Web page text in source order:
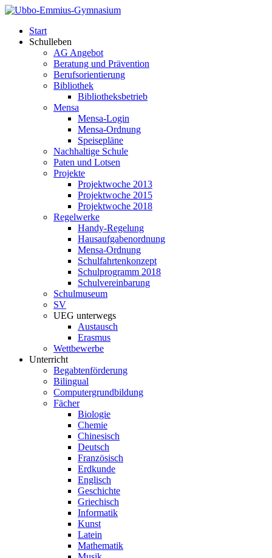
Start
Schulleben
AG Angebot
Beratung und Prävention
Berufsorientierung
Bibliothek
Bibliotheksbetrieb
Mensa
Mensa-Login
Mensa-Ordnung
Speisepläne
Nachhaltige Schule
Paten und Lotsen
Projekte
Projektwoche 2013
Projektwoche 2015
Projektwoche 2018
Regelwerke
Handy-Regelung
Hausaufgabenordnung
Mensa-Ordnung
Schulfahrtenkonzept
Schulprogramm 2018
Schulvereinbarung
Schulmuseum
SV
UEG unterwegs
Austausch
Erasmus
Wettbewerbe
Unterricht
Begabtenförderung
Bilingual
Computergrundbildung
Fächer
Biologie
Chemie
Chinesisch
Deutsch
Französisch
Erdkunde
Englisch
Geschichte
Griechisch
Informatik
Kunst
Latein
Mathematik